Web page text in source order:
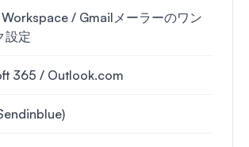
/ Gmailメーラーのワン
設定
365 / Outlook.com